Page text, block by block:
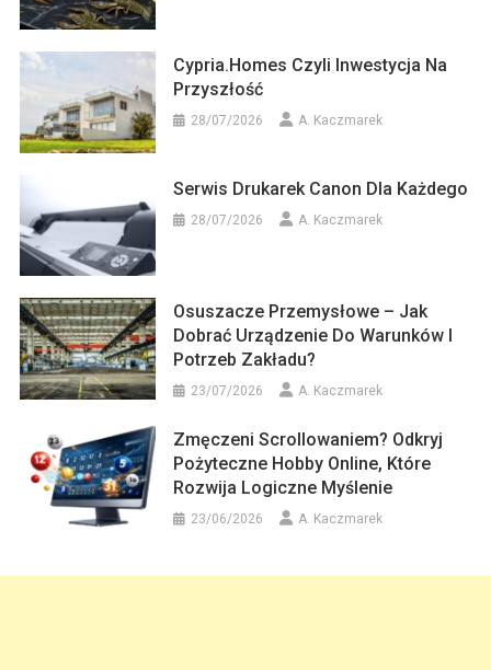
Cypria.homes Czyli Inwestycja Na
Przyszłość
28/07/2026 A. Kaczmarek
Serwis Drukarek Canon Dla Każdego
28/07/2026 A. Kaczmarek
Osuszacze Przemysłowe – Jak
Dobrać Urządzenie Do Warunków I
Potrzeb Zakładu?
23/07/2026 A. Kaczmarek
Zmęczeni Scrollowaniem? Odkryj
Pożyteczne Hobby Online, Które
Rozwija Logiczne Myślenie
23/06/2026 A. Kaczmarek